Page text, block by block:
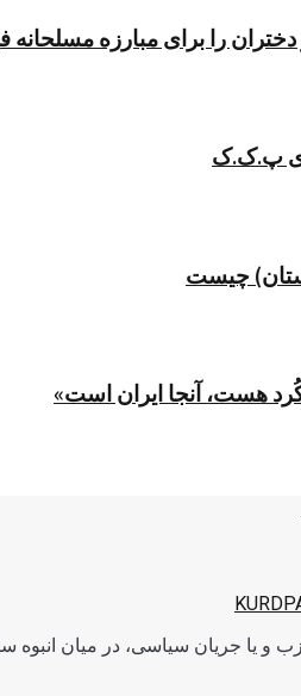
را برای مبارزه مسلحانه
پ.ک.ک
چیست
هست، آنجا ایران است»
و یا جریان سیاسی، در میان انبوه